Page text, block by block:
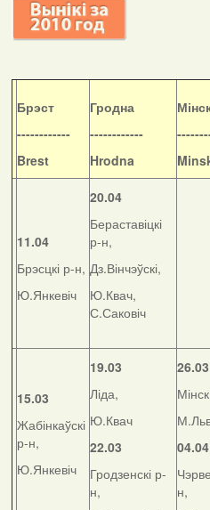
Брэст
------------
Brest
Гродна
------------
Hrodna
11.04
Брэсцкі р-н,
Ю.Янкевіч
20.04
Бераставіцкі
р-н,
Дз.Вінчэўскі,
Ю.Квач,
С.Саковіч
15.03
Жабінкаўскі
р-н,
Ю.Янкевіч
19.03
Ліда,
Ю.Квач
22.03
Гродзенскі р-
н,
26.03
04.04
н,